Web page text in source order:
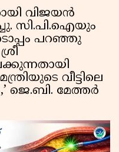
വിജയൻ
സി.പി.ഐയും
പറഞ്ഞു
വീട്ടിലെ
ജെ.ബി. മേത്തർ